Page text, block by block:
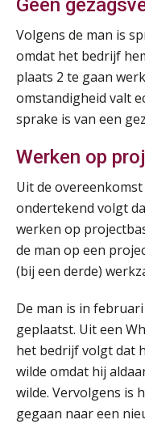
Geen
Volgens de man is
omdat het bedrijf
plaats 2 te gaan
omstandigheid valt
sprake is van een
Werken op
Uit de
ondertekend volgt
werken op
de man op een
(bij een derde)
De man is in februari
geplaatst. Uit een
het bedrijf volgt dat
wilde omdat hij
wilde. Vervolgens is
gegaan naar een